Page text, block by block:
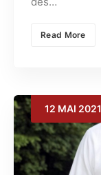
Read More
12 MAI 2021